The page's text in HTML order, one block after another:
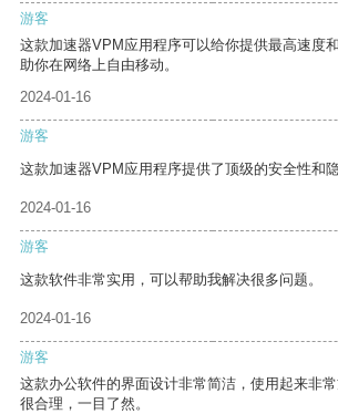
游客
这款加速器VPM应用程序可以给你提供最高速度
助你在网络上自由移动。
2024-01-16
游客
这款加速器VPM应用程序提供了顶级的安全性和隐
2024-01-16
游客
这款软件非常实用，可以帮助我解决很多问题。
2024-01-16
游客
这款办公软件的界面设计非常简洁，使用起来非
很合理，一目了然。